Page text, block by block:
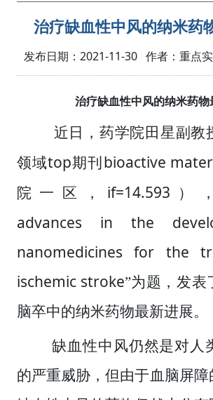
治疗缺血性中风的纳米药
发布日期：2021-11-30 作者：重点
治疗缺血性中风的纳米药物
近日，药学院田星副教
领域top期刊 bioactive
院一区， if=14.593 ）
advances in the
nanomedicines for the
ischemic stroke”为题，发表
脑卒中的纳米药物最新进展。
缺血性中风仍然是对人
的严重威胁，但由于血脑屏